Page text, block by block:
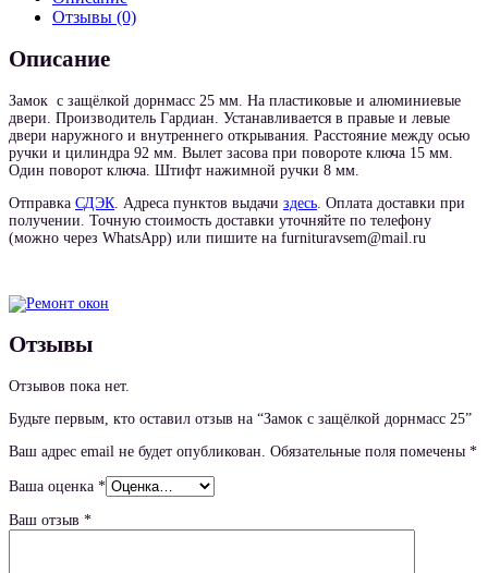
дорнмассОтзывы (0)
Описание
Замок с защёлкой дорнмасс 25 мм. На пластиковые и алюминиевые
двери. Производитель Гардиан. Устанавливается в правые и левые
двери наружного и внутреннего открывания. Расстояние между осью
ручки и цилиндра 92 мм. Вылет засова при повороте ключа 15 мм.
Один поворот ключа. Штифт нажимной ручки 8 мм.
Отправка СДЭК . Адреса пунктов выдачи здесь . Оплата доставки при
получении. Точную стоимость доставки уточняйте по телефону
(можно через WhatsApp) или пишите на furnituravsem@mail.ru
Отзывы
Отзывов пока нет.
Будьте первым, кто оставил отзыв на “Замок с защёлкой дорнмасс 25”
Ваш адрес email не будет опубликован. Обязательные поля помечены *
Ваша оценка *
Ваш отзыв *